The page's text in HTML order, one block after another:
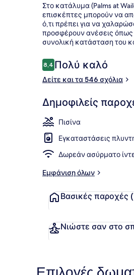
Στο κατάλυμα (Palms at
επισκέπτες μπορούν να
ό,τι πρέπει για να
προσφέρουν ανέσεις όπως
συνολική κατάσταση του
Σχόλια
8,48,4 στα 10
Πολύ καλό
Δείτε και τα 546 σχόλια
Δημοφιλείς
Πισίνα
Εγκαταστάσεις
Δωρεάν ασύρματο
Εμφάνιση όλων
Βασικές παροχές
Νιώστε σαν στο